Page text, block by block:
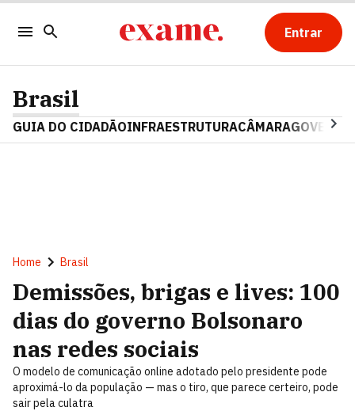
Entrar
Brasil
GUIA DO CIDADÃOINFRAESTRUTURACÂMARAGOVERNO
Home Brasil
Demissões, brigas e lives: 100
dias do governo Bolsonaro
nas redes sociais
O modelo de comunicação online adotado pelo presidente pode
aproximá-lo da população — mas o tiro, que parece certeiro, pode
sair pela culatra